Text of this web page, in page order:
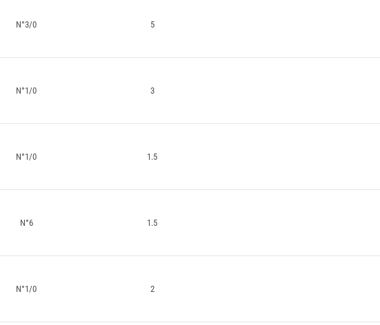
N°3/0 5
N°1/0 3
N°1/0 1.5
N°6 1.5
N°1/0 2